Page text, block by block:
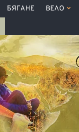
БЯГАНЕ ВЕЛО